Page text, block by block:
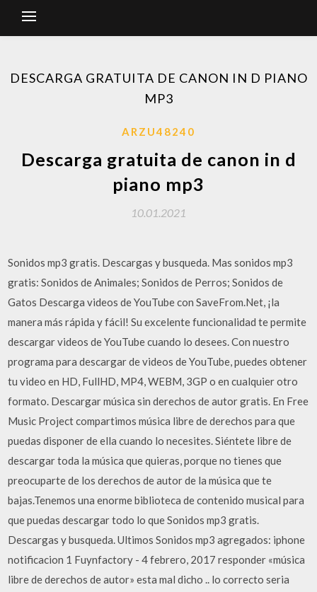
DESCARGA GRATUITA DE CANON IN D PIANO
MP3
ARZU48240
Descarga gratuita de canon in d
piano mp3
10.01.2021
Sonidos mp3 gratis. Descargas y busqueda. Mas sonidos mp3
gratis: Sonidos de Animales; Sonidos de Perros; Sonidos de
Gatos Descarga videos de YouTube con SaveFrom.Net, ¡la
manera más rápida y fácil! Su excelente funcionalidad te permite
descargar videos de YouTube cuando lo desees. Con nuestro
programa para descargar de videos de YouTube, puedes obtener
tu video en HD, FullHD, MP4, WEBM, 3GP o en cualquier otro
formato. Descargar música sin derechos de autor gratis. En Free
Music Project compartimos música libre de derechos para que
puedas disponer de ella cuando lo necesites. Siéntete libre de
descargar toda la música que quieras, porque no tienes que
preocuparte de los derechos de autor de la música que te
bajas.Tenemos una enorme biblioteca de contenido musical para
que puedas descargar todo lo que Sonidos mp3 gratis.
Descargas y busqueda. Ultimos Sonidos mp3 agregados: iphone
notificacion 1 Fuynfactory - 4 febrero, 2017 responder «música
libre de derechos de autor» esta mal dicho .. lo correcto seria